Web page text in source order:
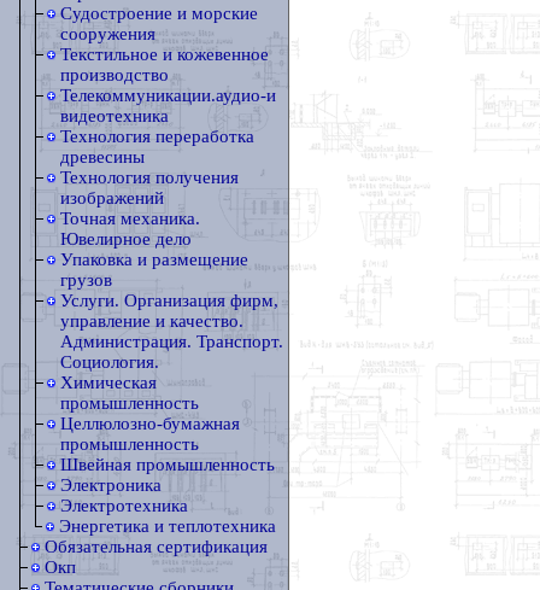
Судостроение и морские
сооружения
Текстильное и кожевенное
производство
Телекоммуникации.аудио-и
видеотехника
Технология переработка
древесины
Технология получения
изображений
Точная механика.
Ювелирное дело
Упаковка и размещение
грузов
Услуги. Организация фирм,
управление и качество.
Администрация. Транспорт.
Социология.
Химическая
промышленность
Целлюлозно-бумажная
промышленность
Швейная промышленность
Электроника
Электротехника
Энергетика и теплотехника
Обязательная сертификация
Окп